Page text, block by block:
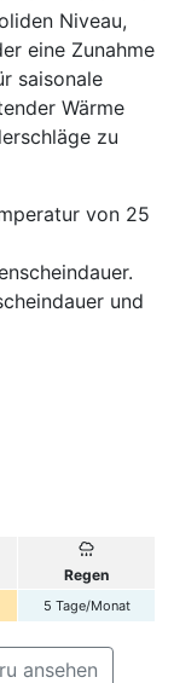
Niveau,
eine Zunahme
saisonale
Wärme
zu
von 25
und
Regen
5 Tage/Monat
ansehen